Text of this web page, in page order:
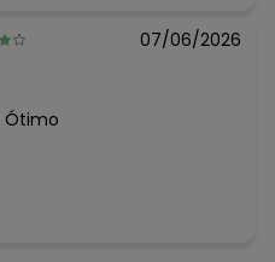
07/06/2026
Ótimo